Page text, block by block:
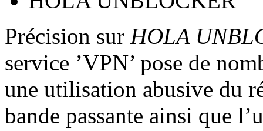
Précision sur HOLA
service ’VPN’ pose de
une utilisation abusive du
bande passante ainsi que